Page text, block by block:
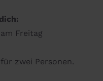
Freitag
zwei Personen.